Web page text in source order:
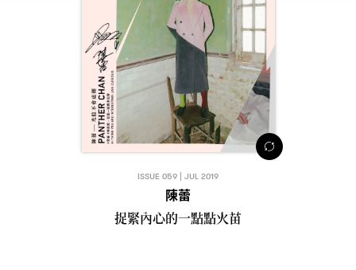
ISSUE 059 | JUL 2019
陳蕾
捉緊內心的一點點火苗